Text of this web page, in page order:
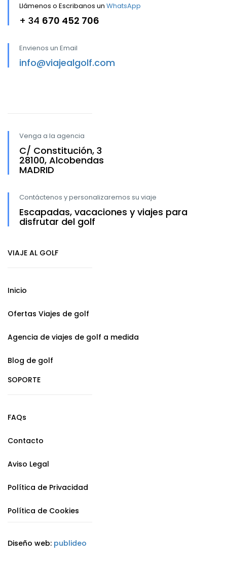
Llámenos o Escribanos un WhatsApp
+ 34 670 452 706
Envienos un Email
info@viajealgolf.com
Venga a la agencia
C/ Constitución, 3
28100, Alcobendas
MADRID
Contáctenos y personalizaremos su viaje
Escapadas, vacaciones y viajes para
disfrutar del golf
VIAJE AL GOLF
Inicio
Ofertas Viajes de golf
Agencia de viajes de golf a medida
Blog de golf
SOPORTE
FAQs
Contacto
Aviso Legal
Política de Privacidad
Política de Cookies
Diseño web: publideo